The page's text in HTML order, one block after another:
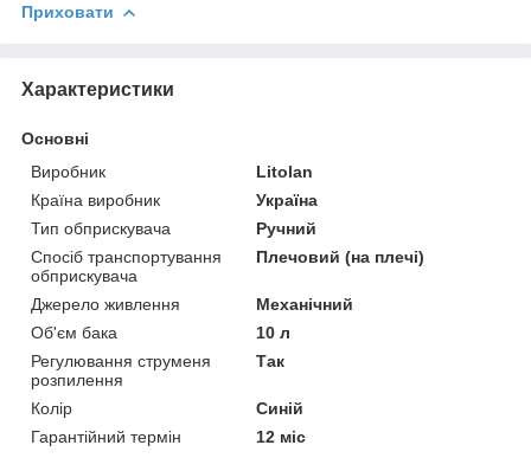
Приховати
Характеристики
Основні
Виробник
Litolan
Країна виробник
Україна
Тип обприскувача
Ручний
Спосіб транспортування
обприскувача
Плечовий (на плечі)
Джерело живлення
Механічний
Об'єм бака
10 л
Регулювання струменя
розпилення
Так
Колір
Синій
Гарантійний термін
12 міс